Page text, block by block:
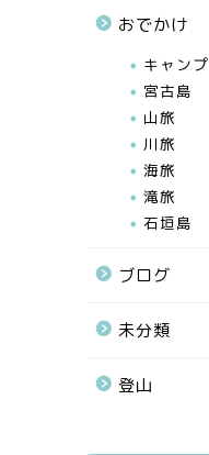
おでかけ
キャンプ
宮古島
山旅
川旅
海旅
滝旅
石垣島
ブログ
未分類
登山